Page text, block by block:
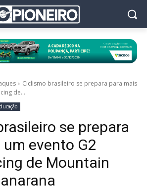
Ciclismo brasileiro se prepara para mais
de...
se prepara
evento G2
de Mountain